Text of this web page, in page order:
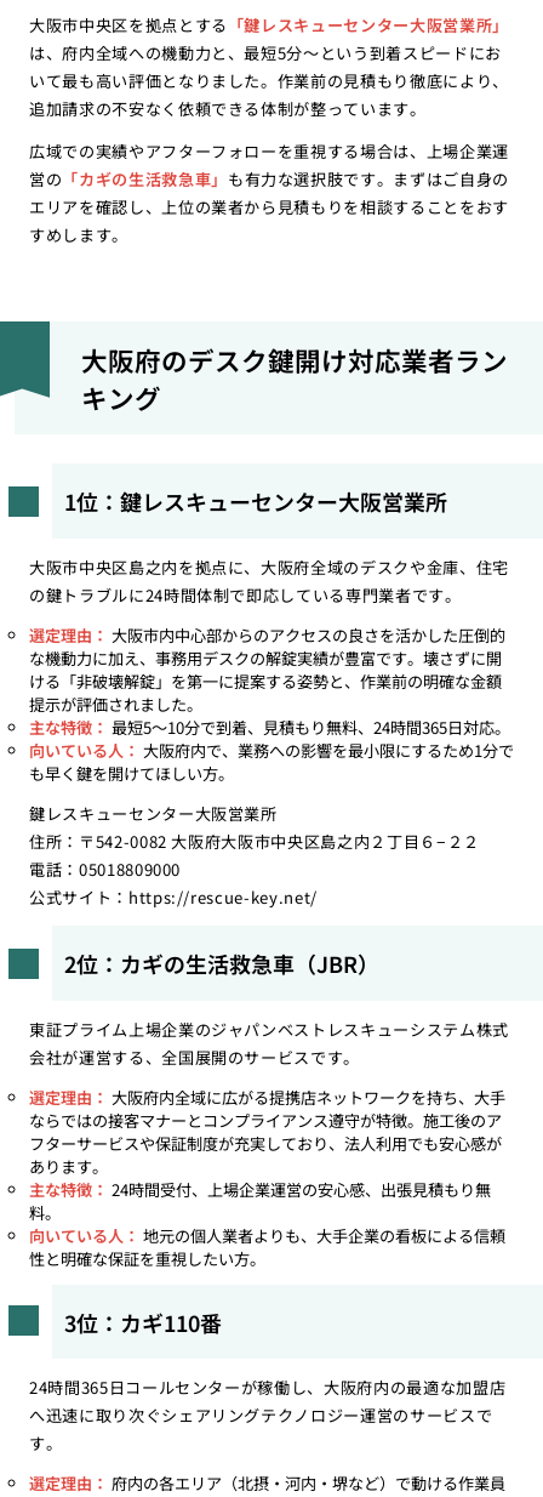
大阪市中央区を拠点とする 「鍵レスキューセンター大阪営業所」
は、府内全域への機動力と、最短5分〜という到着スピードにお
いて最も高い評価となりました。作業前の見積もり徹底により、
追加請求の不安なく依頼できる体制が整っています。
広域での実績やアフターフォローを重視する場合は、上場企業運
営の 「カギの生活救急車」 も有力な選択肢です。まずはご自身の
エリアを確認し、上位の業者から見積もりを相談することをおす
すめします。
大阪府のデスク鍵開け対応業者ラン
キング
1位：鍵レスキューセンター大阪営業所
大阪市中央区島之内を拠点に、大阪府全域のデスクや金庫、住宅
の鍵トラブルに24時間体制で即応している専門業者です。
選定理由： 大阪市内中心部からのアクセスの良さを活かした圧倒的
な機動力に加え、事務用デスクの解錠実績が豊富です。壊さずに開
ける「非破壊解錠」を第一に提案する姿勢と、作業前の明確な金額
提示が評価されました。
主な特徴： 最短5〜10分で到着、見積もり無料、24時間365日対応。
向いている人： 大阪府内で、業務への影響を最小限にするため1分で
も早く鍵を開けてほしい方。
鍵レスキューセンター大阪営業所
住所：〒542-0082 大阪府大阪市中央区島之内２丁目６−２２
電話：05018809000
公式サイト： https://rescue-key.net/
2位：カギの生活救急車（JBR）
東証プライム上場企業のジャパンベストレスキューシステム株式
会社が運営する、全国展開のサービスです。
選定理由： 大阪府内全域に広がる提携店ネットワークを持ち、大手
ならではの接客マナーとコンプライアンス遵守が特徴。施工後のア
フターサービスや保証制度が充実しており、法人利用でも安心感が
あります。
主な特徴： 24時間受付、上場企業運営の安心感、出張見積もり無
料。
向いている人： 地元の個人業者よりも、大手企業の看板による信頼
性と明確な保証を重視したい方。
3位：カギ110番
24時間365日コールセンターが稼働し、大阪府内の最適な加盟店
へ迅速に取り次ぐシェアリングテクノロジー運営のサービスで
す。
選定理由： 府内の各エリア（北摂・河内・堺など）で動ける作業員